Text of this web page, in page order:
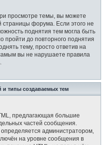
просмотре темы, вы можете
страницы форума. Если этого не
поднятия тем могла быть
пройти до повторного поднятия
тему, просто ответив на
вы не нарушаете правила
типы создаваемых тем
предлагающая большие
частей сообщения.
администратором,
на уровне сообщения в